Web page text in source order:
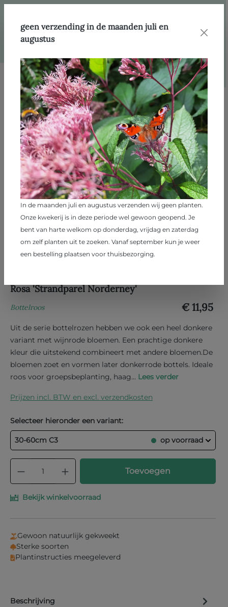
Afbeeldingengalerij overslaan
Rosa 'Strandparel Norderney'
Bottelroos € 11,95
Uit de serie bottelrozen hebben we ook een heel donkere
variant met wijnrode bloemen. Een prachtige donkere
kleur die uitstekend combineert met andere bloemen.De
bloemen zoet en vormen later donkerrode bottels. Ideale
roos voor groepsbeplanting, haag... Lees verder
Prijzen incl. BTW en excl. verzendkosten
Selecteer hieronder een variant:
30-60cm C3 op voorraad
Producthoeveelheid: Voer de
Toevoegen
Bekijk winkelvoorraad
Gewoon natuurlijk gekweekt
Sterke soorten
Plantinstructies meegeleverd
Beschrijving
geen verzending in de maanden juli en
augustus
In de maanden juli en augustus verzenden wij geen planten.
Onze kwekerij is in deze periode wel gewoon geopend. Je
bent van harte welkom op donderdag, vrijdag en zaterdag
om zelf planten uit te zoeken. Vanaf september kun je weer
een bestelling plaatsen voor thuisbezorging.